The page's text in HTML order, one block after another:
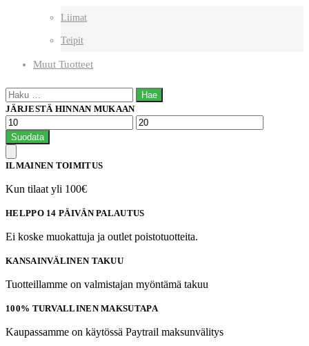
Liimat
Teipit
Muut Tuotteet
Haku:
JÄRJESTÄ HINNAN MUKAAN
Minimihinta Maksimihinta
Suodata
ILMAINEN TOIMITUS
Kun tilaat yli 100€
HELPPO 14 PÄIVÄN PALAUTUS
Ei koske muokattuja ja outlet poistotuotteita.
KANSAINVÄLINEN TAKUU
Tuotteillamme on valmistajan myöntämä takuu
100% TURVALLINEN MAKSUTAPA
Kaupassamme on käytössä Paytrail maksunvälitys